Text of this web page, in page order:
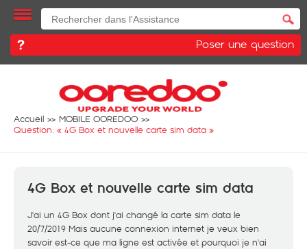
Poser une question
Accueil
MOBILE OOREDOO
Question: « 4G Box et nouvelle carte sim data »
4G Box et nouvelle carte sim data
J'ai un 4G Box dont j'ai changé la carte sim data le
20/7/2019 Mais aucune connexion internet je veux bien
savoir est-ce que ma ligne est activée et pourquoi je n'ai